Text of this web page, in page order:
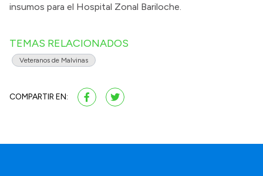
insumos para el Hospital Zonal Bariloche.
TEMAS RELACIONADOS
Veteranos de Malvinas
COMPARTIR EN: